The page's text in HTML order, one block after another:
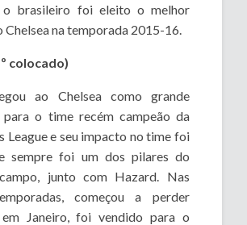
o brasileiro foi eleito o melhor
Chelsea na temporada 2015-16.
colocado)
ao Chelsea como grande
para o time recém campeão da
League e seu impacto no time foi
sempre foi um dos pilares do
junto com Hazard. Nas
começou a perder
Janeiro, foi vendido para o